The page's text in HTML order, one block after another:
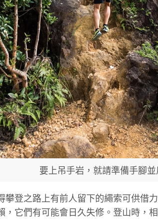
要上吊手岩，就請準備手腳並
攀登之路上有前人留下的繩索可供借
，它們有可能會日久失修。登山時，